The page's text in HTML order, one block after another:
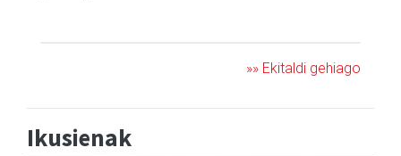
»» Ekitaldi gehiago
Ikusienak